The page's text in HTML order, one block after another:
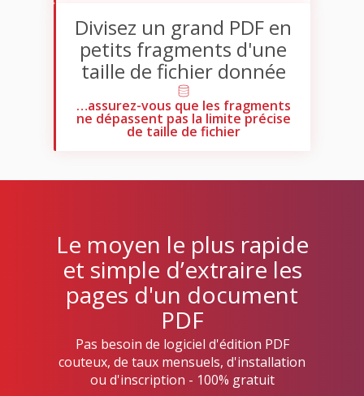
Divisez un grand PDF en
petits fragments d'une
taille de fichier donnée
…assurez-vous que les fragments
ne dépassent pas la limite précise
de taille de fichier
Le moyen le plus rapide
et simple d’extraire les
pages d'un document
PDF
Pas besoin de logiciel d'édition PDF
couteux, de taux mensuels, d'installation
ou d'inscription - 100% gratuit